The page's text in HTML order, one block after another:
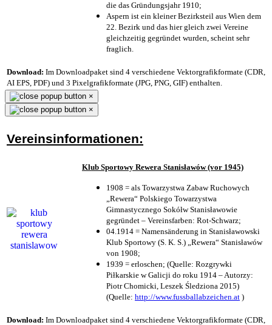
die das Gründungsjahr 1910;
Aspern ist ein kleiner Bezirksteil aus Wien dem
22. Bezirk und das hier gleich zwei Vereine
gleichzeitig gegründet wurden, scheint sehr
fraglich.
Download: Im Downloadpaket sind 4 verschiedene Vektorgrafikformate (CDR,
AI EPS, PDF) und 3 Pixelgrafikformate (JPG, PNG, GIF) enthalten.
×
×
Vereinsinformationen:
Klub Sportowy Rewera Stanisławów (vor 1945)
1908 = als Towarzystwa Zabaw Ruchowych
„Rewera“ Polskiego Towarzystwa
Gimnastycznego Sokółw Stanisławowie
gegründet – Vereinsfarben: Rot-Schwarz;
04.1914 = Namensänderung in Stanisławowski
Klub Sportowy (S. K. S.) „Rewera“ Stanisławów
von 1908;
1939 = erloschen; (Quelle: Rozgrywki
Piłkarskie w Galicji do roku 1914 – Autorzy:
Piotr Chomicki, Leszek Śledziona 2015)
(Quelle: http://www.fussballabzeichen.at )
Download: Im Downloadpaket sind 4 verschiedene Vektorgrafikformate (CDR,